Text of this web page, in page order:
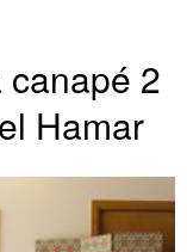
2
Hamar